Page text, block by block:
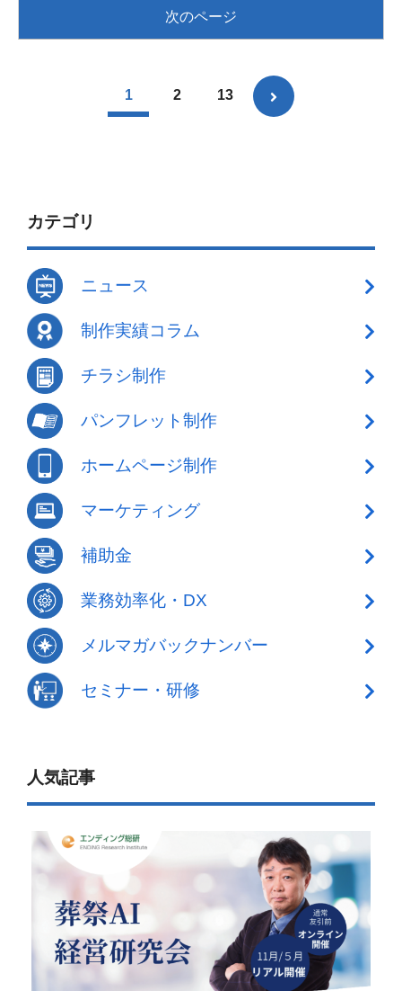
次のページ
1 2 13 次
カテゴリ
ニュース
制作実績コラム
チラシ制作
パンフレット制作
ホームページ制作
マーケティング
補助金
業務効率化・DX
メルマガバックナンバー
セミナー・研修
人気記事